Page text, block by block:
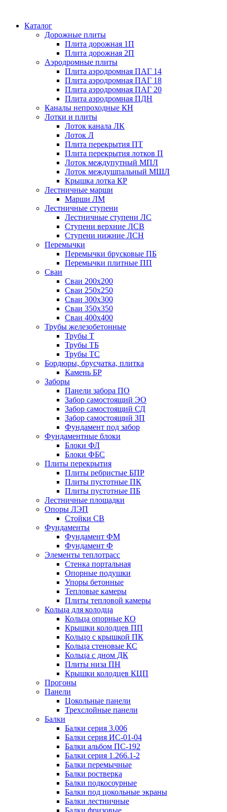
Каталог
Дорожные плиты
Плита дорожная 1П
Плита дорожная 2П
Аэродромные плиты
Плита аэродромная ПАГ 14
Плита аэродромная ПАГ 18
Плита аэродромная ПАГ 20
Плита аэродромная ПДН
Каналы непроходные КН
Лотки и плиты
Лоток канала ЛК
Лоток Л
Плита перекрытия ПТ
Плита перекрытия лотков П
Лоток междупутный МПЛ
Лоток междушпальный МШЛ
Крышка лотка КР
Лестничные марши
Марши ЛМ
Лестничные ступени
Лестничные ступени ЛС
Ступени верхние ЛСВ
Ступени нижние ЛСН
Перемычки
Перемычки брусковые ПБ
Перемычки плитные ПП
Сваи
Сваи 200х200
Сваи 250х250
Сваи 300х300
Сваи 350х350
Сваи 400х400
Трубы железобетонные
Трубы Т
Трубы ТБ
Трубы ТС
Бордюры, брусчатка, плитка
Камень БР
Заборы
Панели забора ПО
Забор самостоящий ЭО
Забор самостоящий СД
Забор самостоящий ЗП
Фyндамент под забор
Фундаментные блоки
Блоки ФЛ
Блоки ФБС
Плиты перекрытия
Плиты ребристые БПР
Плиты пустотные ПК
Плиты пустотные ПБ
Лестничные площадки
Опоры ЛЭП
Стойки СВ
Фундаменты
Фyндамент ФМ
Фyндамент Ф
Элементы теплотрасс
Стенка портальная
Опорные подушки
Упоры бетонные
Тепловые камеры
Плиты тепловой камеры
Кольца для колодца
Кольца опорные КО
Крышки колодцев ПП
Кольцо с крышкой ПК
Кольца стеновые КС
Кольца с дном ДК
Плиты низа ПН
Крышки колодцев КЦП
Прогоны
Панели
Цокольные панели
Трехслойные панели
Балки
Балки серия 3.006
Балки серия ИС-01-04
Балки альбом ПС-192
Балки серия 1.266.1-2
Балки перемычные
Балки ростверка
Балки подкосоурные
Балки под цокольные экраны
Балки лестничные
Балки фризовые